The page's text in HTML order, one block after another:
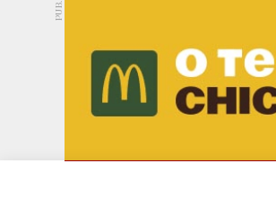
PUB.
Hoje 17ºC 24ºC